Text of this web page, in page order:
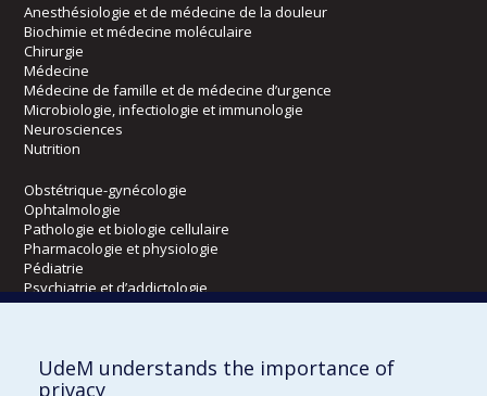
Anesthésiologie et de médecine de la douleur
Biochimie et médecine moléculaire
Chirurgie
Médecine
Médecine de famille et de médecine d’urgence
Microbiologie, infectiologie et immunologie
Neurosciences
Nutrition
Obstétrique-gynécologie
Ophtalmologie
Pathologie et biologie cellulaire
Pharmacologie et physiologie
Pédiatrie
Psychiatrie et d’addictologie
Radiologie, radio-oncologie et médecine nucléaire
Écoles
UdeM understands the importance of
privacy